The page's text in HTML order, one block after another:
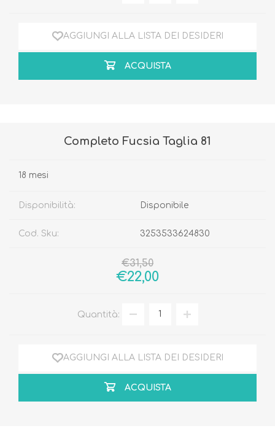
AGGIUNGI ALLA LISTA DEI DESIDERI
ACQUISTA
Completo Fucsia Taglia 81
18 mesi
Disponibilità: Disponibile
Cod. Sku: 3253533624830
€31,50
€22,00
Quantità:
AGGIUNGI ALLA LISTA DEI DESIDERI
ACQUISTA